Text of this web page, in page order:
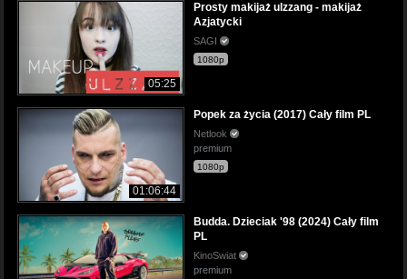
05:25
Prosty makijaż ulzzang - makijaż
Azjatycki
SAGI
1080p
01:06:44
Popek za życia (2017) Cały film PL
Netlook
premium
1080p
Budda. Dzieciak '98 (2024) Cały film
PL
KinoSwiat
premium